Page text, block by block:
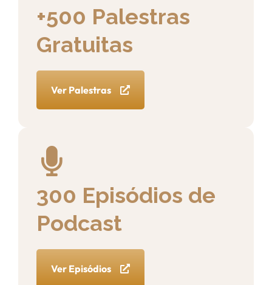
+500 Palestras
Gratuitas
Ver Palestras
300 Episódios de
Podcast
Ver Episódios